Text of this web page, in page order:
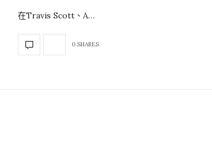
在Travis Scott、A…
0 SHARES